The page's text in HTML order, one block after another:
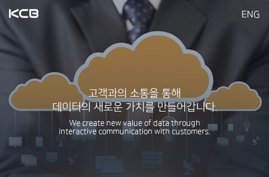
ENG
고객과의 소통을 통해
데이터의 새로운 가치를 만들어갑니다.
We create new value of data through
interactive communication with customers.